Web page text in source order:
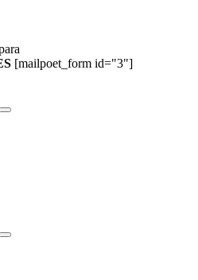
[mailpoet_form id="3"]